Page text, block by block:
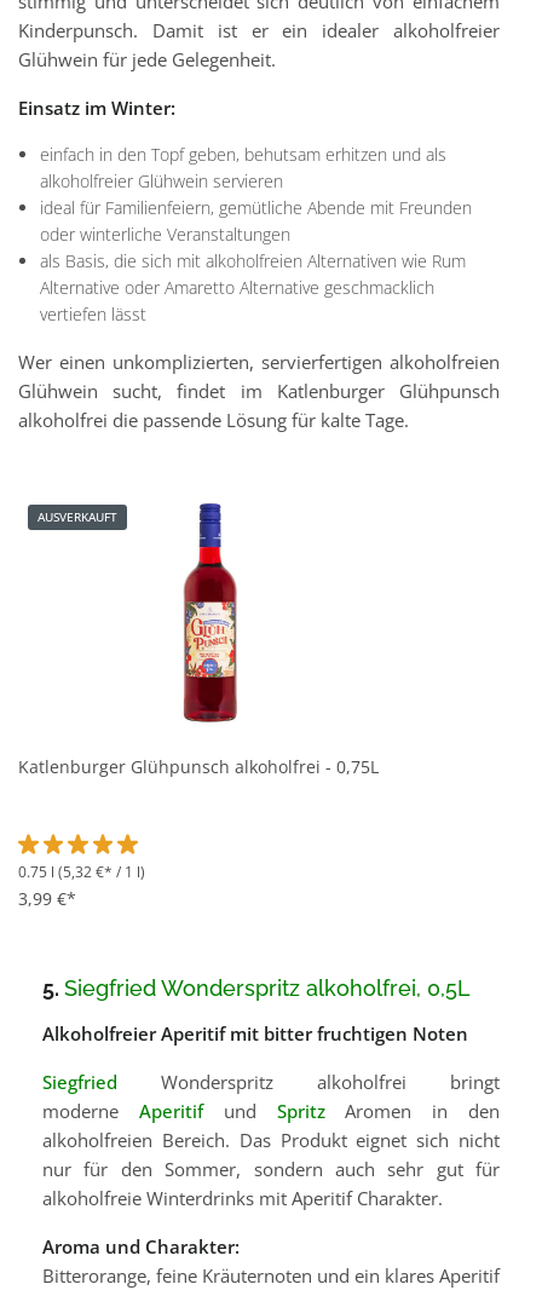
Kinderpunsch. Damit ist er ein idealer alkoholfreier
Glühwein für jede Gelegenheit.
Einsatz im Winter:
einfach in den Topf geben, behutsam erhitzen und als
alkoholfreier Glühwein servieren
ideal für Familienfeiern, gemütliche Abende mit Freunden
oder winterliche Veranstaltungen
als Basis, die sich mit alkoholfreien Alternativen wie Rum
Alternative oder Amaretto Alternative geschmacklich
vertiefen lässt
Wer einen unkomplizierten, servierfertigen alkoholfreien
Glühwein sucht, findet im Katlenburger Glühpunsch
alkoholfrei die passende Lösung für kalte Tage.
AUSVERKAUFT
Katlenburger Glühpunsch alkoholfrei - 0,75L
Durchschnittliche Bewertung von 5 von 5 Sternen
0.75 l (5,32 €* / 1 l)
3,99 €*
5. Siegfried Wonderspritz alkoholfrei, 0,5L
Alkoholfreier Aperitif mit bitter fruchtigen Noten
Siegfried Wonderspritz alkoholfrei bringt
moderne Aperitifund SpritzAromen in den
alkoholfreien Bereich. Das Produkt eignet sich nicht
nur für den Sommer, sondern auch sehr gut für
alkoholfreie Winterdrinks mit Aperitif Charakter.
Aroma und Charakter:
Bitterorange, feine Kräuternoten und ein klares Aperitif